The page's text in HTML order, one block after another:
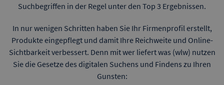
Suchbegriffen in der Regel unter den Top 3 Ergebnissen.
In nur wenigen Schritten haben Sie Ihr Firmenprofil erstellt,
Produkte eingepflegt und damit Ihre Reichweite und Online-
Sichtbarkeit verbessert. Denn mit wer liefert was (wlw) nutzen
Sie die Gesetze des digitalen Suchens und Findens zu Ihren
Gunsten: